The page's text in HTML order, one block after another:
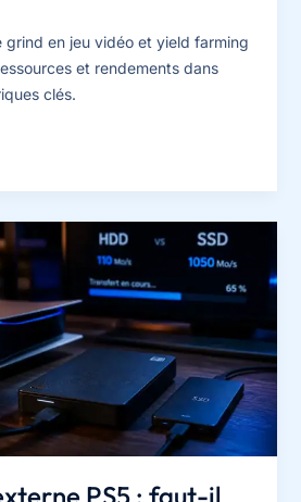
grind en jeu vidéo et yield farming
et rendements dans
clés.